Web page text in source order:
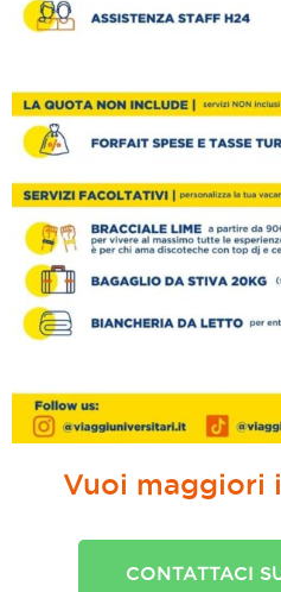
Vuoi maggiori
CONTATTACI